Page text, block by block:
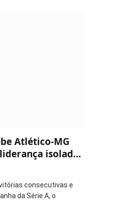
Atlético-MG
isolada
consecutivas e
da Série A, o